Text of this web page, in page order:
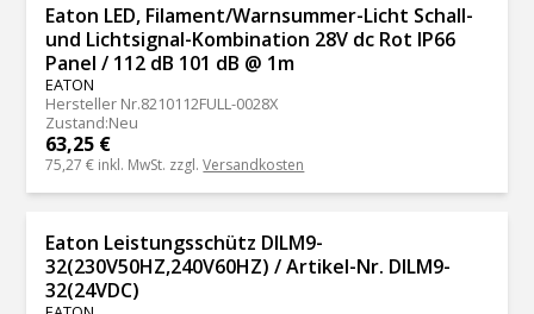
Eaton LED, Filament/Warnsummer-Licht Schall-
und Lichtsignal-Kombination 28V dc Rot IP66
Panel / 112 dB 101 dB @ 1m
EATON
Hersteller Nr.8210112FULL-0028X
Zustand:Neu
63,25 €
75,27 € inkl. MwSt. zzgl.Versandkosten
Eaton Leistungsschütz DILM9-
32(230V50HZ,240V60HZ) / Artikel-Nr. DILM9-
32(24VDC)